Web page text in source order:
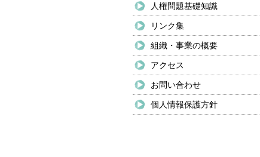
人権問題基礎知識
リンク集
組織・事業の概要
アクセス
お問い合わせ
個人情報保護方針